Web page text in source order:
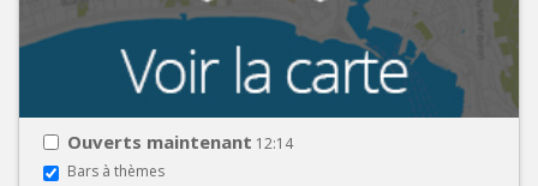
Ouverts maintenant 12:14
Bars à thèmes